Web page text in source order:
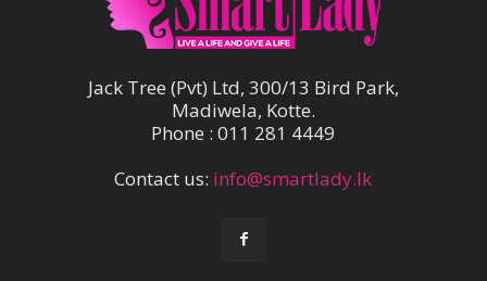
Jack Tree (Pvt) Ltd, 300/13 Bird Park,
Madiwela, Kotte.
Phone : 011 281 4449
Contact us: info@smartlady.lk